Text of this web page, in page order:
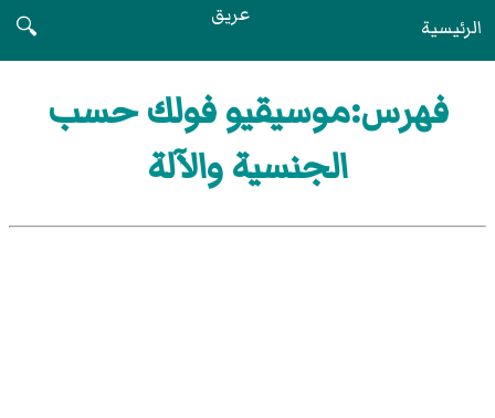
الرئيسية عريق
🔍
فهرس:موسيقيو فولك حسب
الجنسية والآلة